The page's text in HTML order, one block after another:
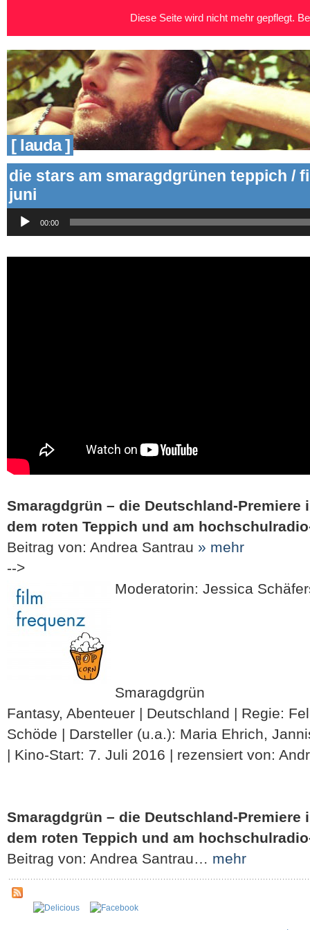
[ lauda ]
die stars am smaragdgrünen teppich /
juni
Player
00:00
Smaragdgrün – die Deutschland-Premiere
dem roten Teppich und am
Beitrag von: Andrea Santrau » mehr
-->
Moderatorin: Jessica
Smaragdgrün
Fantasy, Abenteuer | Deutschland | Regie:
Schöde | Darsteller (u.a.): Maria Ehrich,
| Kino-Start: 7. Juli 2016 | rezensiert von:
Smaragdgrün – die Deutschland-Premiere
dem roten Teppich und am
Beitrag von: Andrea Santrau… mehr
Diese Seite wird nicht mehr gepflegt.